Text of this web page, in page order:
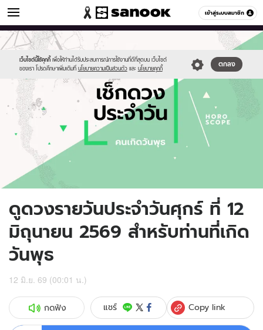
เข้าสู่ระบบสมาชิก
ดูดวง หมวดอื่นๆ
เว็บไซต์นี้ใช้คุกกี้ เพื่อให้ท่านได้รับประสบการณ์การใช้งานที่ดีที่สุดบน เว็บไซต์
ของเรา โปรดศึกษาเพิ่มเติมที่ นโยบายความเป็นส่วนตัว และ นโยบายคุกกี้
ตกลง
Sanook
//s.isanook.com/sr/0/images/logo-
new-
sanook.png
600
60
//s.isanook.com/ho/0/ud/fxd/day/daily-
horoscope-
wednesday.jpg
ดูดวงรายวันประจำวันศุกร์ ที่ 12
มิถุนายน 2569 สำหรับท่านที่เกิด
วันพุธ
12 มิ.ย. 69 (00:01 น.)
กดฟัง แชร์ Copy link